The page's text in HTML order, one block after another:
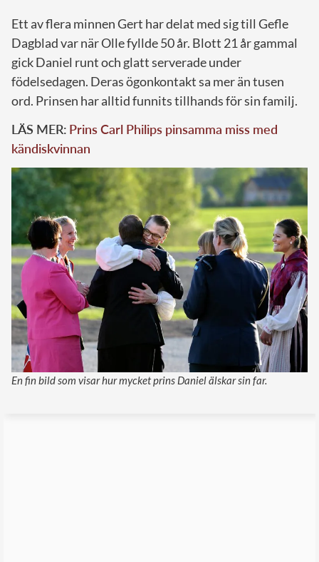
Ett av flera minnen Gert har delat med sig till Gefle
Dagblad var när Olle fyllde 50 år. Blott 21 år gammal
gick Daniel runt och glatt serverade under
födelsedagen. Deras ögonkontakt sa mer än tusen
ord. Prinsen har alltid funnits tillhands för sin familj.
LÄS MER: Prins Carl Philips pinsamma miss med
kändiskvinnan
En fin bild som visar hur mycket prins Daniel älskar sin far.